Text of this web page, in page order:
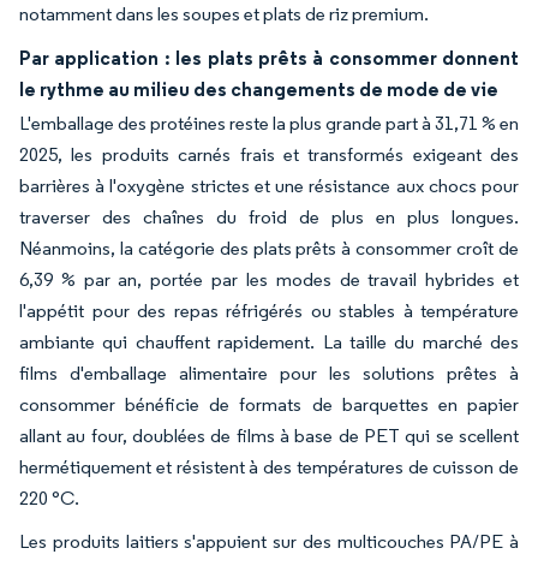
notamment dans les soupes et plats de riz premium.
Par application : les plats prêts à consommer donnent
le rythme au milieu des changements de mode de vie
L'emballage des protéines reste la plus grande part à 31,71 % en
2025, les produits carnés frais et transformés exigeant des
barrières à l'oxygène strictes et une résistance aux chocs pour
traverser des chaînes du froid de plus en plus longues.
Néanmoins, la catégorie des plats prêts à consommer croît de
6,39 % par an, portée par les modes de travail hybrides et
l'appétit pour des repas réfrigérés ou stables à température
ambiante qui chauffent rapidement. La taille du marché des
films d'emballage alimentaire pour les solutions prêtes à
consommer bénéficie de formats de barquettes en papier
allant au four, doublées de films à base de PET qui se scellent
hermétiquement et résistent à des températures de cuisson de
220 °C.
Les produits laitiers s'appuient sur des multicouches PA/PE à